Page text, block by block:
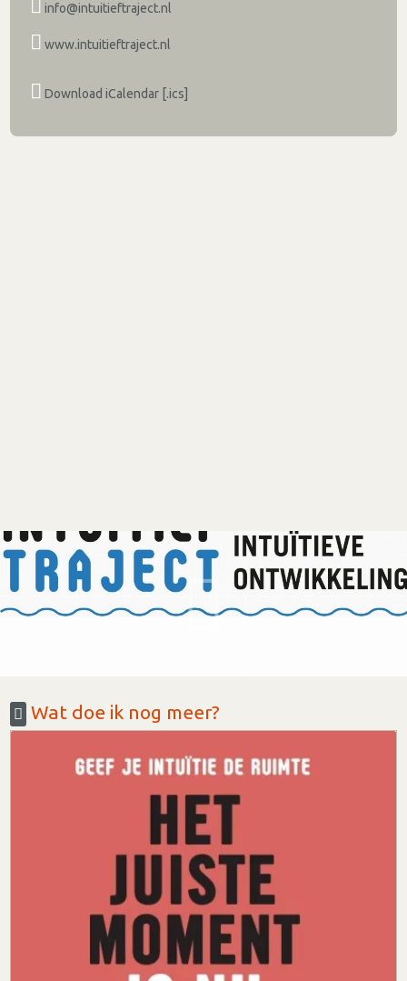
info@intuitieftraject.nl
www.intuitieftraject.nl
Download iCalendar [.ics]
Wat doe ik nog meer?